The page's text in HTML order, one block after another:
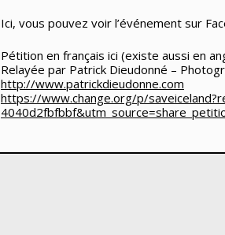
Ici, vous pouvez voir l’événement sur
Pétition en français ici (existe aussi en
Relayée par Patrick Dieudonné –
http://www.patrickdieudonne.com
https://www.change.org/p/